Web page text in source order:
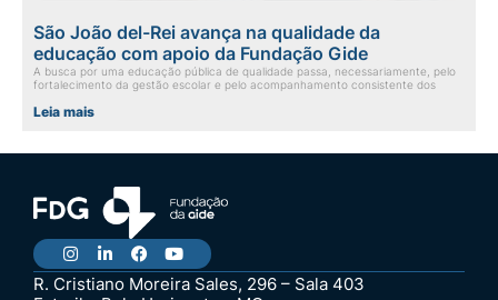
São João del-Rei avança na qualidade da
educação com apoio da Fundação Gide
A busca por uma educação pública de qualidade passa, necessariamente, pelo
fortalecimento da gestão escolar e pelo acompanhamento consistente dos
Leia mais
R. Cristiano Moreira Sales, 296 – Sala 403